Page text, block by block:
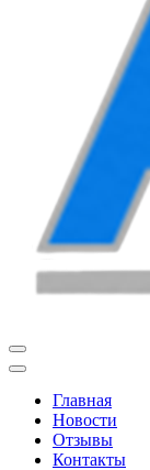
Главная
Новости
Отзывы
Контакты